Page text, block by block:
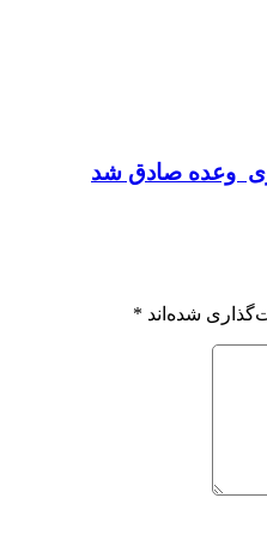
وعده صادق شد
شده‌اند *